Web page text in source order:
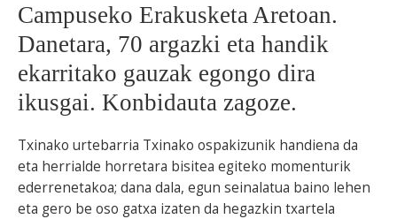
Campuseko Erakusketa Aretoan.
Danetara, 70 argazki eta handik
ekarritako gauzak egongo dira
ikusgai. Konbidauta zagoze.
Txinako urtebarria Txinako ospakizunik handiena da
eta herrialde horretara bisitea egiteko momenturik
ederrenetakoa; dana dala, egun seinalatua baino lehen
eta gero be oso gatxa izaten da hegazkin txartela